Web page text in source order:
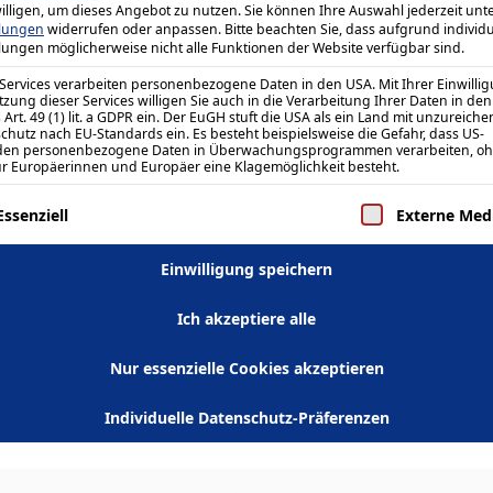
ALLGEMEIN
Women Do Science
Starke Frauen in MINT – Vorbilder,
Mutmacherinnen und
junge Frauen in MINT? Wir sagen
JA! Wir wollen…
um dieses Angebot zu nutzen.Sie können Ihre Auswahl jederzeit
widerrufen oder anpassen. Bitte beachten Sie, dass aufgrund
möglicherweise nicht alle Funktionen der Website verfügbar sind.
verarbeiten personenbezogene Daten in den USA. Mit Ihrer
dieser Services willigen Sie auch in die Verarbeitung Ihrer Daten in den
49 (1) lit. a GDPR ein. Der EuGH stuft die USA als ein Land mit
nach EU-Standards ein. Es besteht beispielsweise die Gefahr, dass US-
personenbezogene Daten in Überwachungsprogrammen verarbeiten,
Europäerinnen und Europäer eine Klagemöglichkeit besteht.
eine Liste der Service-Gruppen, für die eine
Externe
Einwilligung speichern
Ich akzeptiere alle
Nur essenzielle Cookies akzeptieren
Individuelle Datenschutz-Präferenzen